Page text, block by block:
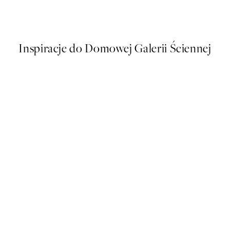
Inspiracje do Domowej Galerii Ściennej